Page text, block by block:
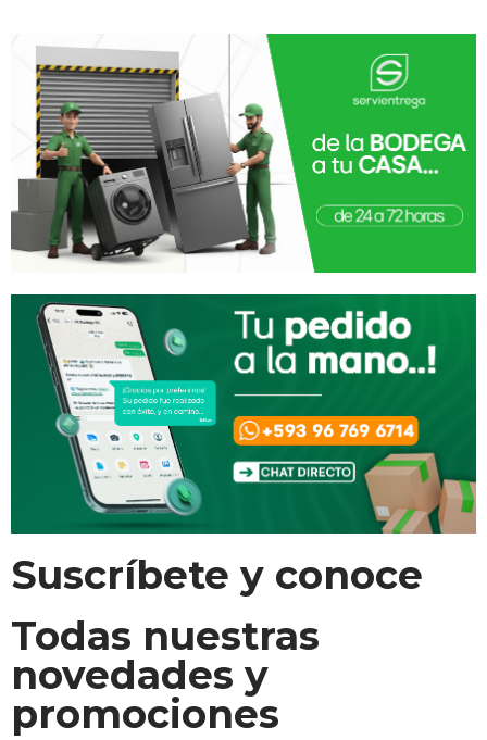
Suscríbete y conoce
Todas nuestras
novedades y
promociones